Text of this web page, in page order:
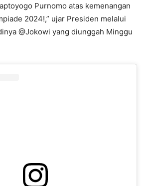
Purnomo atas kemenangan
2024!,” ujar Presiden melalui
@Jokowi yang diunggah Minggu